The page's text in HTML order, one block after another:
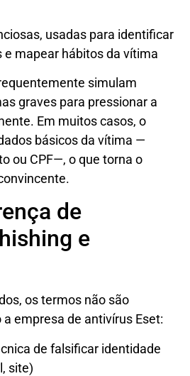
usadas para identificar
e mapear hábitos da vítima
simulam
graves para pressionar a
Em muitos casos, o
básicos da vítima —
ou CPF—, o que torna o
de
e
os termos não são
empresa de antivírus Eset:
de falsificar identidade
site)